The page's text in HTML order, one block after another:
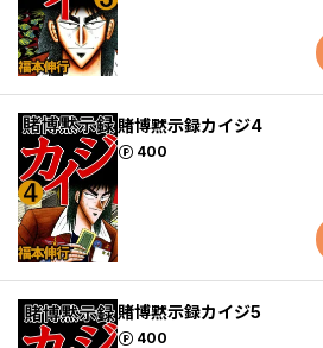
賭博黙示録カイジ4
400
ポイント
賭博黙示録カイジ5
400
ポイント